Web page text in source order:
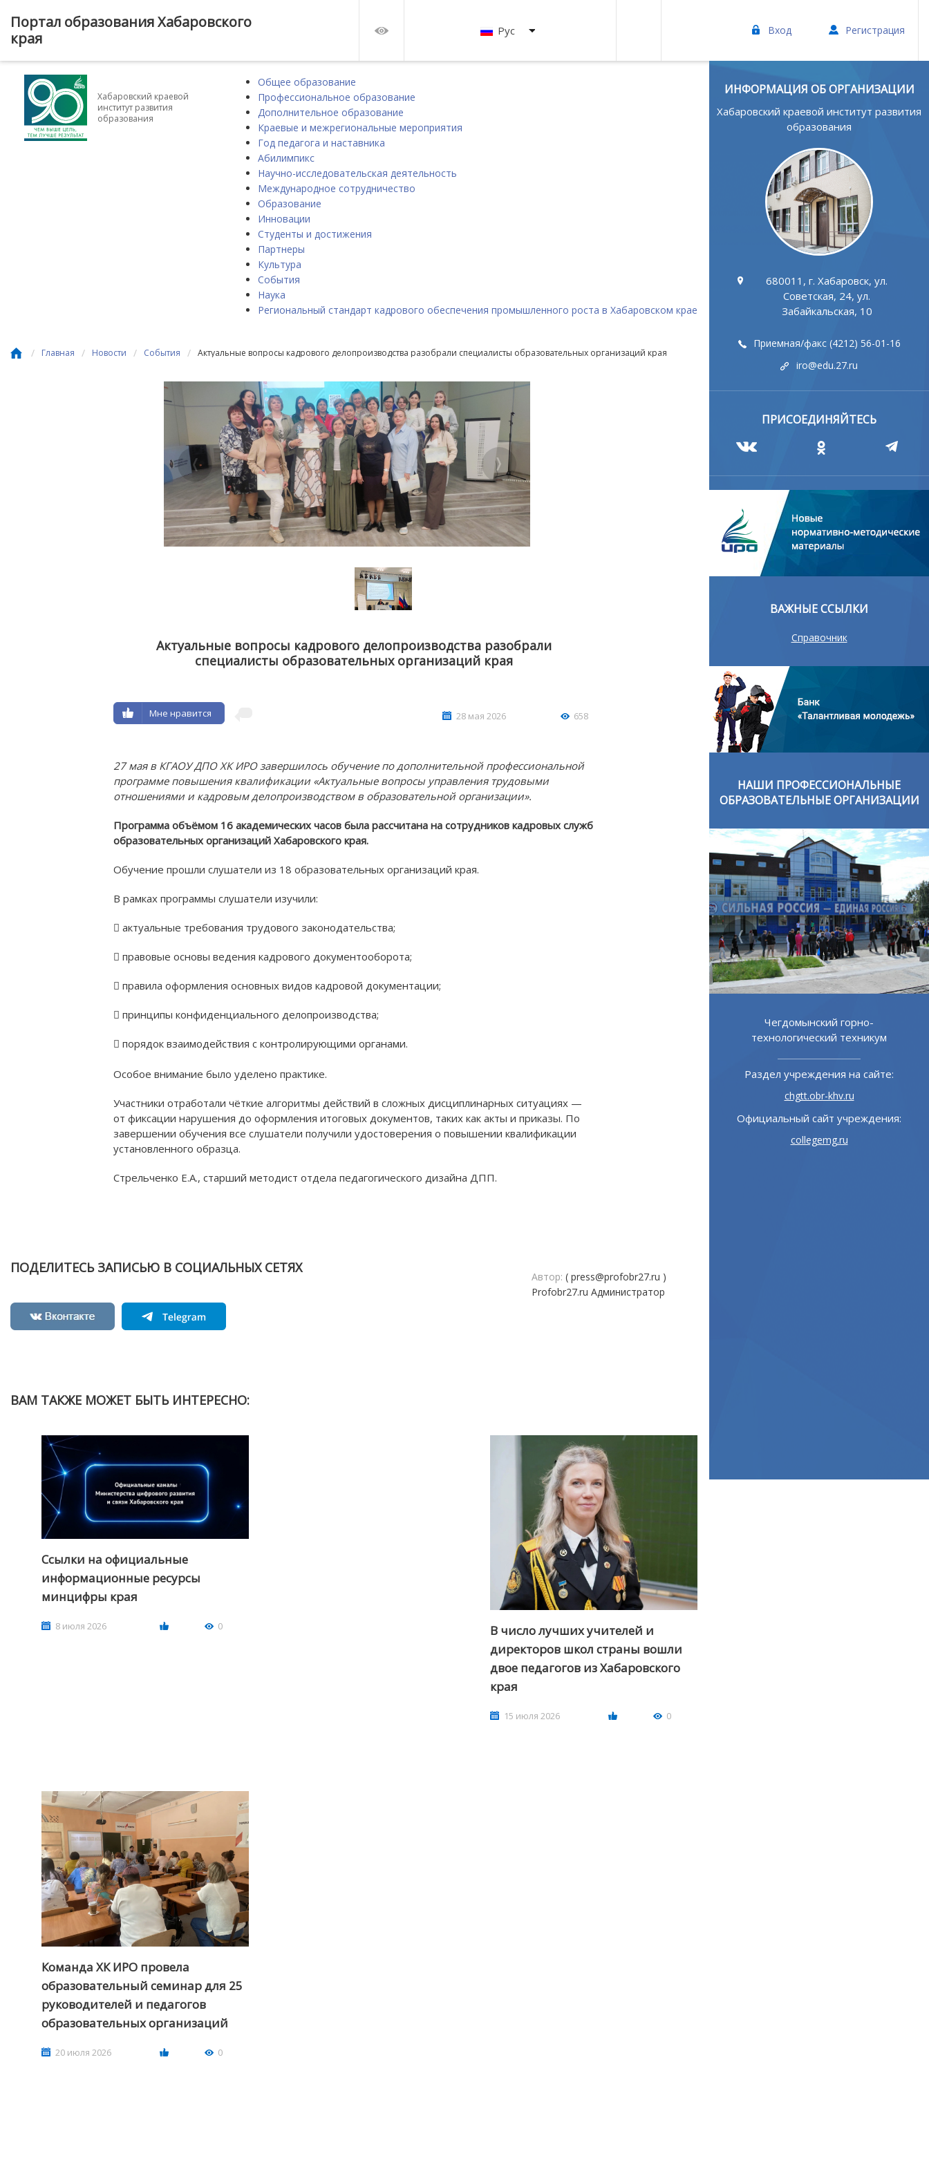
Портал образования Хабаровского
края
Рус Вход Регистрация
ИНФОРМАЦИЯ ОБ ОРГАНИЗАЦИИ
Хабаровский краевой институт развития
образования
680011, г. Хабаровск, ул.
Советская, 24, ул.
Забайкальская, 10
Приемная/факс (4212) 56-01-16
iro@edu.27.ru
ПРИСОЕДИНЯЙТЕСЬ
ВАЖНЫЕ ССЫЛКИ
Справочник
НАШИ ПРОФЕССИОНАЛЬНЫЕ
ОБРАЗОВАТЕЛЬНЫЕ ОРГАНИЗАЦИИ
Амурский политехнический
Раздел учреждения на сайте:
Официальный сайт учреждения:
ap47.ru
НАШИ ПРОФЕССИОНАЛЬНЫЕ
ОБРАЗОВАТЕЛЬНЫЕ ОРГАНИЗАЦИИ
Официальный сайт учреждения:
profobr27.ru
НАШИ ПРОФЕССИОНАЛЬНЫЕ
ОБРАЗОВАТЕЛЬНЫЕ ОРГАНИЗАЦИИ
Чегдомынский горно-
технологический техникум
Раздел учреждения на сайте:
chgtt.obr-khv.ru
Официальный сайт учреждения:
collegemg.ru
Хабаровский краевой
институт развития
образования
Общее образование
Профессиональное образование
Дополнительное образование
Краевые и межрегиональные мероприятия
Год педагога и наставника
Абилимпикс
Научно-исследовательская деятельность
Международное сотрудничество
Образование
Инновации
Студенты и достижения
Партнеры
Культура
События
Наука
Региональный стандарт кадрового обеспечения промышленного роста в Хабаровском крае
/ Главная / Новости / События / Актуальные вопросы кадрового делопроизводства разобрали специалисты образовательных организаций края
Актуальные вопросы кадрового делопроизводства разобрали
специалисты образовательных организаций края
Мне нравится 28 мая 2026 658
27 мая в КГАОУ ДПО ХК ИРО завершилось обучение по дополнительной профессиональной
программе повышения квалификации «Актуальные вопросы управления трудовыми
отношениями и кадровым делопроизводством в образовательной организации».
Программа объёмом 16 академических часов была рассчитана на сотрудников кадровых служб
образовательных организаций Хабаровского края.
Обучение прошли слушатели из 18 образовательных организаций края.
В рамках программы слушатели изучили:
 актуальные требования трудового законодательства;
 правовые основы ведения кадрового документооборота;
 правила оформления основных видов кадровой документации;
 принципы конфиденциального делопроизводства;
 порядок взаимодействия с контролирующими органами.
Особое внимание было уделено практике.
Участники отработали чёткие алгоритмы действий в сложных дисциплинарных ситуациях —
от фиксации нарушения до оформления итоговых документов, таких как акты и приказы. По
завершении обучения все слушатели получили удостоверения о повышении квалификации
установленного образца.
Стрельченко Е.А., старший методист отдела педагогического дизайна ДПП.
ПОДЕЛИТЕСЬ ЗАПИСЬЮ В СОЦИАЛЬНЫХ СЕТЯХ
Автор: ( press@profobr27.ru )
Profobr27.ru Администратор
ВАМ ТАКЖЕ МОЖЕТ БЫТЬ ИНТЕРЕСНО:
Ссылки на официальные
информационные ресурсы
минцифры края
8 июля 2026 0
В число лучших учителей и
директоров школ страны вошли
двое педагогов из Хабаровского
края
15 июля 2026 0
Команда ХК ИРО провела
образовательный семинар для 25
руководителей и педагогов
образовательных организаций
20 июля 2026 0